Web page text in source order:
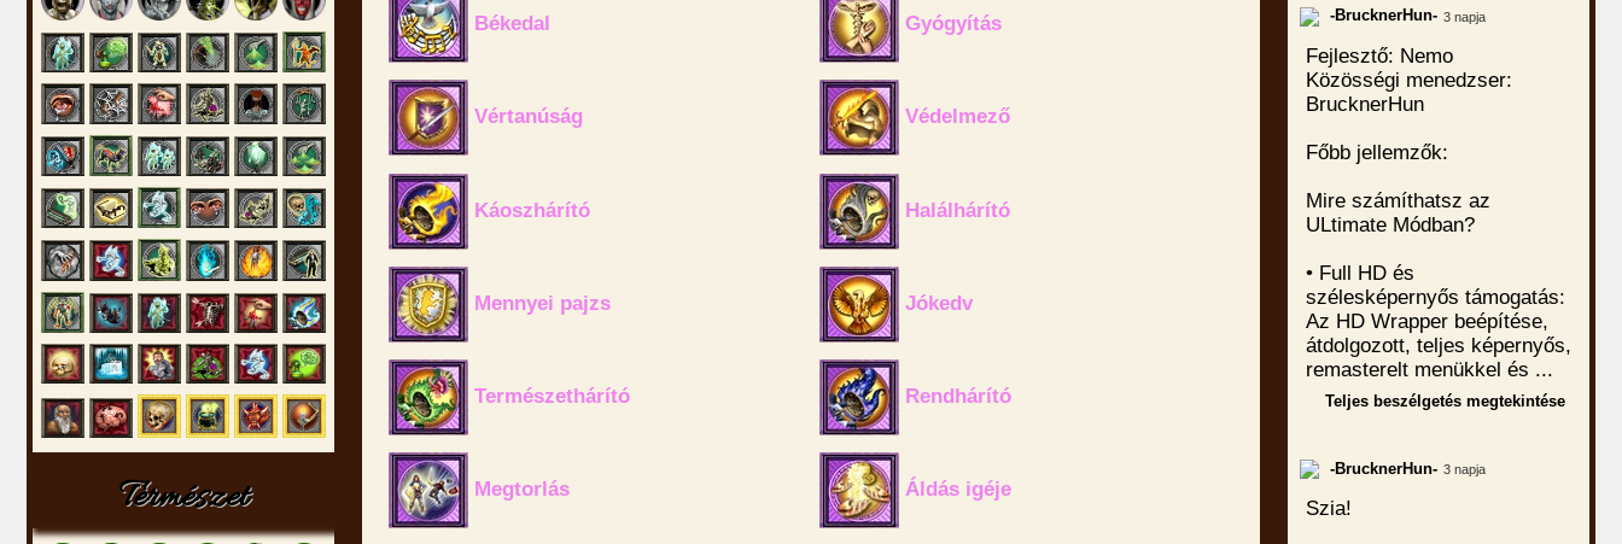
Természet
Békedal Gyógyítás
Vértanúság Védelmező
Káoszhárító Halálhárító
Mennyei pajzs Jókedv
Természethárító Rendhárító
Megtorlás Áldás igéje
-BrucknerHun- 3 napja
Fejlesztő: Nemo
Közösségi menedzser:
BrucknerHun
Főbb jellemzők:
Mire számíthatsz az
ULtimate Módban?
• Full HD és
szélesképernyős támogatás:
Az HD Wrapper beépítése,
átdolgozott, teljes képernyős,
remasterelt menükkel és ...
Teljes beszélgetés megtekintése
-BrucknerHun- 3 napja
Szia!